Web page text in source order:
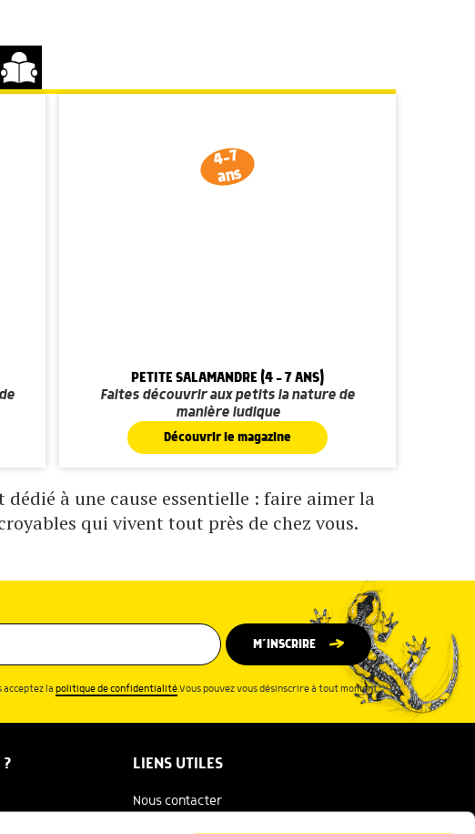
4-7
ans
PETITE SALAMANDRE (4 - 7 ANS)
Faites découvrir aux petits la nature de
manière ludique
Découvrir le magazine
à une cause essentielle : faire aimer la
qui vivent tout près de chez vous.
M’INSCRIRE
acceptez lapolitique de confidentialité.Vous pouvez vous désinscrire à tout moment.
? LIENS UTILES
Nous contacter